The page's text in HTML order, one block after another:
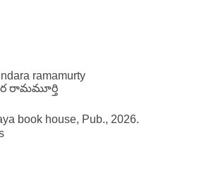
ramamurty
రామమూర్తి
book house, Pub., 2026.